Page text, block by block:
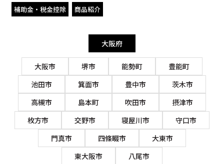
補助金・税金控除
商品紹介
大阪府
大阪市 堺市 能勢町
豊能町
池田市
箕面市 豊中市
茨木市
高槻市
島本町 吹田市
摂津市
枚方市
交野市 寝屋川市
守口市
門真市
四條畷市
大東市
東大阪市
八尾市